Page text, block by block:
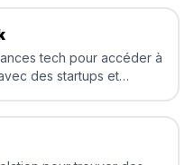
tech pour accéder à
des startups et